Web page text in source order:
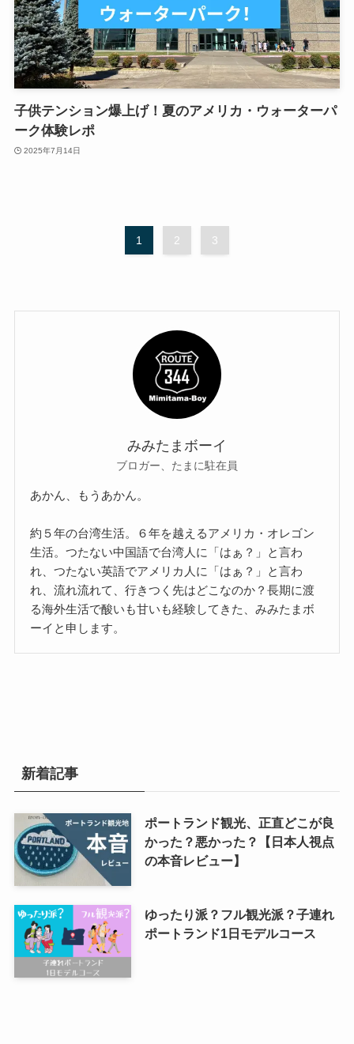
子供テンション爆上げ！夏のアメリカ・ウォーターパ
ーク体験レポ
2025年7月14日
1 2 3
みみたまボーイ
ブロガー、たまに駐在員
あかん、もうあかん。
約５年の台湾生活。６年を越えるアメリカ・オレゴン
生活。つたない中国語で台湾人に「はぁ？」と言わ
れ、つたない英語でアメリカ人に「はぁ？」と言わ
れ、流れ流れて、行きつく先はどこなのか？長期に渡
る海外生活で酸いも甘いも経験してきた、みみたまボ
ーイと申します。
新着記事
ポートランド観光、正直どこが良
かった？悪かった？【日本人視点
の本音レビュー】
ゆったり派？フル観光派？子連れ
ポートランド1日モデルコース